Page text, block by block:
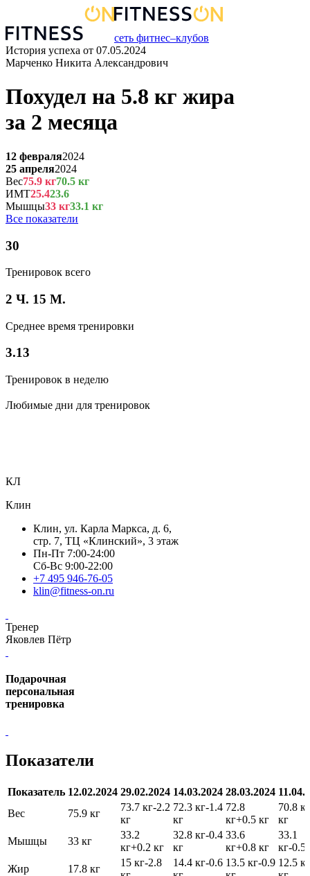
сеть фитнес–клубов
История успеха от 07.05.2024
Марченко Никита Александрович
Похудел на 5.8 кг жира
за 2 месяца
12 февраля2024
25 апреля2024
Вес75.9 кг70.5 кг
ИМТ25.423.6
Мышцы33 кг33.1 кг
Все показатели
30
Тренировок всего
2 Ч. 15 М.
Среднее время тренировки
3.13
Тренировок в неделю
Любимые дни для тренировок
КЛ
Клин
Клин, ул. Карла Маркса, д. 6,
стр. 7, ТЦ «Клинский», 3 этаж
Пн-Пт 7:00-24:00
Сб-Вс 9:00-22:00
+7 495 946-76-05
klin@fitness-on.ru
Тренер
Яковлев Пётр
Подарочная
персональная
тренировка
Показатели
Показатель 12.02.2024 29.02.2024 14.03.2024 28.03.2024
Вес
75.9 кг
73.7 кг-2.2
кг
72.3 кг-1.4
кг
72.8
кг+0.5 кг
70.8 кг
кг
Мышцы
33 кг
33.2
кг+0.2 кг
32.8 кг-0.4
кг
33.6
кг+0.8 кг
33.1
кг-0.5
Жир
17.8 кг
15 кг-2.8
14.4 кг-0.6 13.5 кг-0.9 12.5 кг